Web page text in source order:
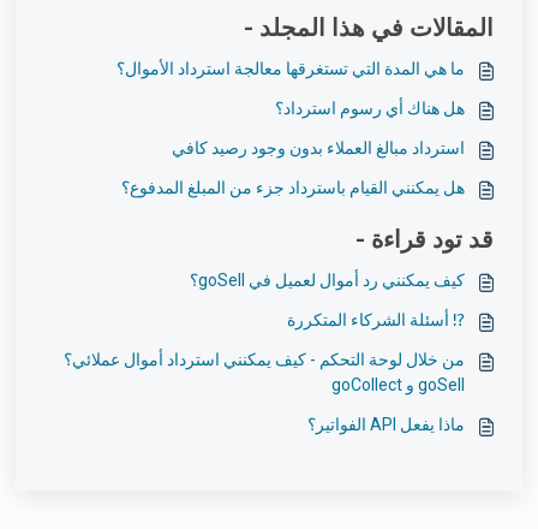
المقالات في هذا المجلد -
ما هي المدة التي تستغرقها معالجة استرداد الأموال؟
هل هناك أي رسوم استرداد؟
استرداد مبالغ العملاء بدون وجود رصيد كافي
هل يمكنني القيام باسترداد جزء من المبلغ المدفوع؟
قد تود قراءة -
كيف يمكنني رد أموال لعميل في goSell؟
⁉️ أسئلة الشركاء المتكررة
من خلال لوحة التحكم - كيف يمكنني استرداد أموال عملائي؟
goSell و goCollect
ماذا يفعل API الفواتير؟